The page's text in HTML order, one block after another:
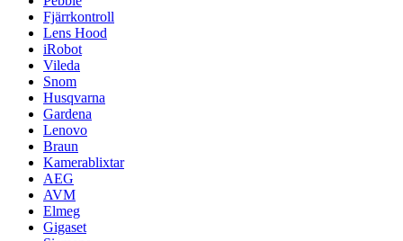
Fjärrkontroll
Lens Hood
iRobot
Vileda
Snom
Husqvarna
Gardena
Lenovo
Braun
Kamerablixtar
AEG
AVM
Elmeg
Gigaset